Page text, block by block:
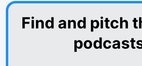
Find and pitch